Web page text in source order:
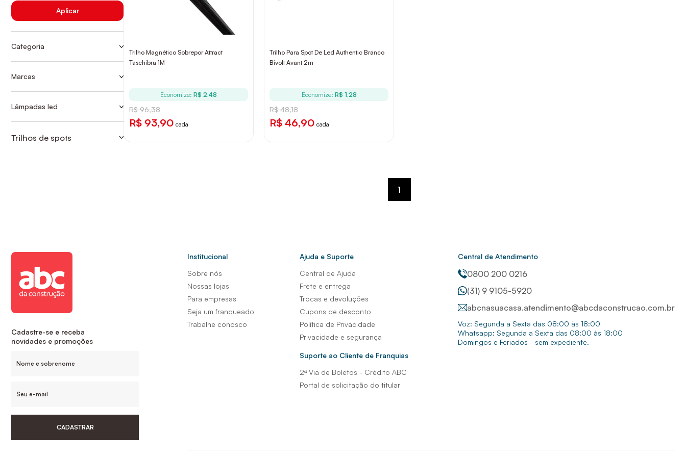
Aplicar
Categoria
Marcas
Lâmpadas led
Trilhos de spots
Trilho Magnético Sobrepor Attract
Taschibra 1M
Economize: R$ 2,48
R$ 96,38
R$ 93,90 cada
Trilho Para Spot De Led Authentic Branco
Bivolt Avant 2m
Economize: R$ 1,28
R$ 48,18
R$ 46,90 cada
1
Cadastre-se e receba
novidades e promoções
CADASTRAR
Institucional
Sobre nós
Nossas lojas
Para empresas
Seja um franqueado
Trabalhe conosco
Ajuda e Suporte
Central de Ajuda
Frete e entrega
Trocas e devoluções
Cupons de desconto
Política de Privacidade
Privacidade e segurança
Suporte ao Cliente de Franquias
2ª Via de Boletos - Crédito ABC
Portal de solicitação do titular
Central de Atendimento
0800 200 0216
(31) 9 9105-5920
abcnasuacasa.atendimento@abcdaconstrucao.com.br
Voz: Segunda a Sexta das 08:00 às 18:00
Whatsapp: Segunda a Sexta das 08:00 às 18:00
Domingos e Feriados - sem expediente.